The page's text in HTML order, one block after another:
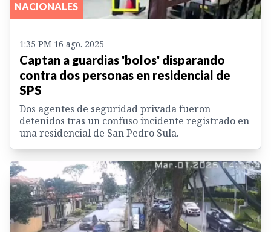
NACIONALES
1:35 PM 16 ago. 2025
Captan a guardias 'bolos' disparando
contra dos personas en residencial de
SPS
Dos agentes de seguridad privada fueron
detenidos tras un confuso incidente registrado en
una residencial de San Pedro Sula.